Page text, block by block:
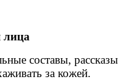
лица
составы, рассказы
за кожей.